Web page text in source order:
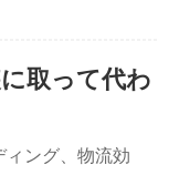
取って代わ
ング、物流効